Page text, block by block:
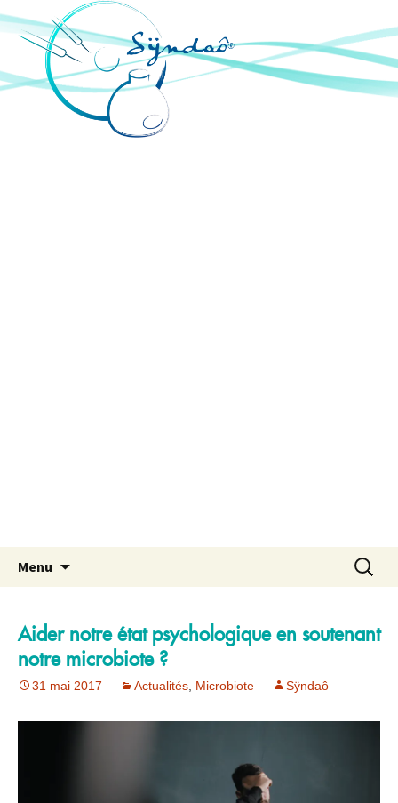
Menu
contenu
Aider notre état psychologique en soutenant
notre microbiote ?
31 mai 2017 Actualités, Microbiote Sÿndaô